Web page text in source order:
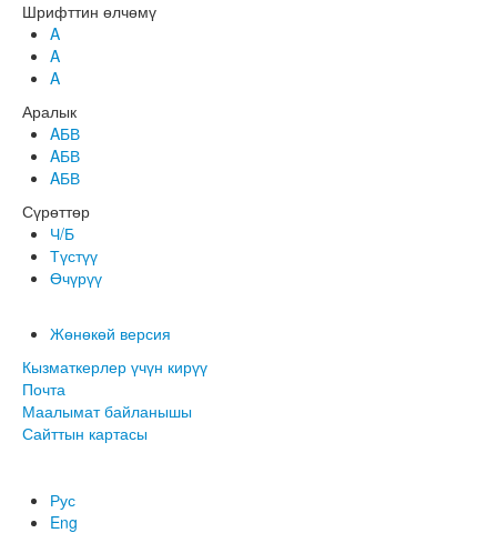
Шрифттин өлчөмү
A
A
A
Аралык
AБВ
AБВ
AБВ
Сүрөттөр
Ч/Б
Түстүү
Өчүрүү
Жөнөкөй версия
Кызматкерлер үчүн кирүү
Почта
Маалымат байланышы
Сайттын картасы
Рус
Eng